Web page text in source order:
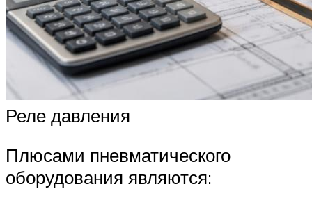
Реле давления
Плюсами пневматического
оборудования являются: